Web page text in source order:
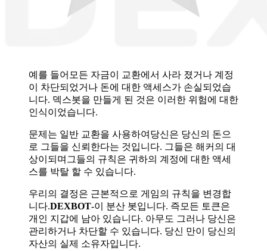
예를 들어모든 자금이 교환에서 사라 졌거나 계정
이 차단되었거나 돈에 대한 액세스가 손실되었습
니다. 덱스봇을 만들게 된 것은 이러한 위험에 대한
인식이었습니다.
문제는 일반 교환을 사용하여당신은 당신의 돈으
로 그들을 신뢰한다는 것입니다. 그들은 해커의 대
상이되며그들의 규칙은 귀하의 계정에 대한 액세
스를 박탈 할 수 있습니다.
우리의 결정은 근본적으로 게임의 규칙을 변경합
니다.DEXBOT-이 분산 봇입니다. 즉모든 토큰은
개인 지갑에 남아 있습니다. 아무도 그러나 당신은
관리하거나 차단할 수 있습니다. 당신 만이 당신의
자산의 실제 소유자입니다.